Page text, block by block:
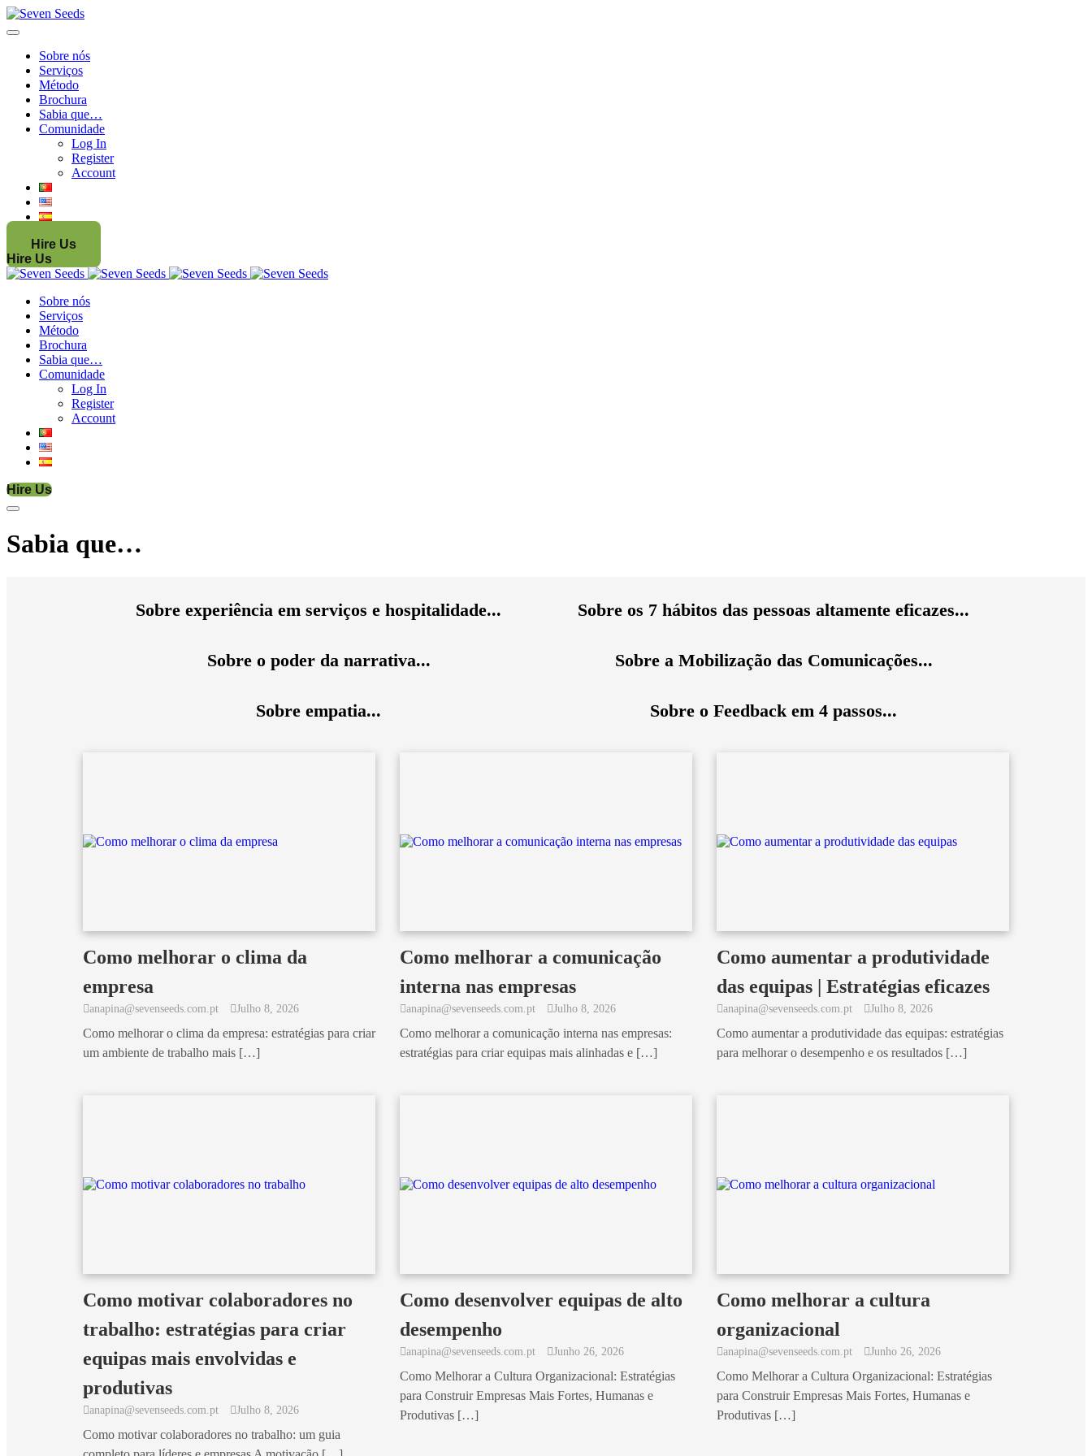
Sobre nós
Serviços
Método
Brochura
Sabia que…
Comunidade
Log In
Register
Account
Hire Us
Hire Us
Sobre nós
Serviços
Método
Brochura
Sabia que…
Comunidade
Log In
Register
Account
Hire Us
Sabia que…
Sobre experiência em serviços e hospitalidade... Sobre os 7 hábitos das pessoas altamente eficazes...
Sobre o poder da narrativa... Sobre a Mobilização das Comunicações...
Sobre empatia... Sobre o Feedback em 4 passos...
Como melhorar o clima da
empresa
anapina@sevenseeds.com.pt Julho 8, 2026
Como melhorar o clima da empresa: estratégias para criar
um ambiente de trabalho mais […]
Como melhorar a comunicação
interna nas empresas
anapina@sevenseeds.com.pt Julho 8, 2026
Como melhorar a comunicação interna nas empresas:
estratégias para criar equipas mais alinhadas e […]
Como aumentar a produtividade
das equipas | Estratégias eficazes
anapina@sevenseeds.com.pt Julho 8, 2026
Como aumentar a produtividade das equipas: estratégias
para melhorar o desempenho e os resultados […]
Como motivar colaboradores no
trabalho: estratégias para criar
equipas mais envolvidas e
produtivas
anapina@sevenseeds.com.pt Julho 8, 2026
Como motivar colaboradores no trabalho: um guia
Como desenvolver equipas de alto
desempenho
anapina@sevenseeds.com.pt Junho 26, 2026
Como Melhorar a Cultura Organizacional: Estratégias
para Construir Empresas Mais Fortes, Humanas e
Produtivas […]
Como melhorar a cultura
organizacional
anapina@sevenseeds.com.pt Junho 26, 2026
Como Melhorar a Cultura Organizacional: Estratégias
para Construir Empresas Mais Fortes, Humanas e
Produtivas […]